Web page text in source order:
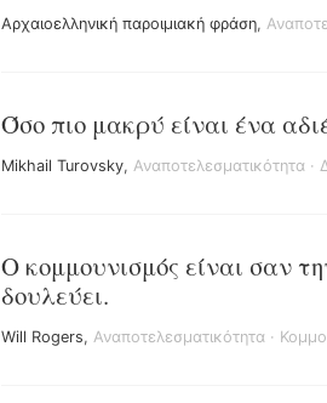
Αρχαιοελληνική παροιμιακή φράση,
Όσο πιο μακρύ είναι ένα
Mikhail Turovsky, Αναποτελεσματικότητα ·
Ο κομμουνισμός είναι σαν
δουλεύει.
Will Rogers, Αναποτελεσματικότητα ·